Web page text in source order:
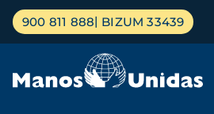
Pasar
contenido
Menú
principal
900 811 888 BIZUM 33439